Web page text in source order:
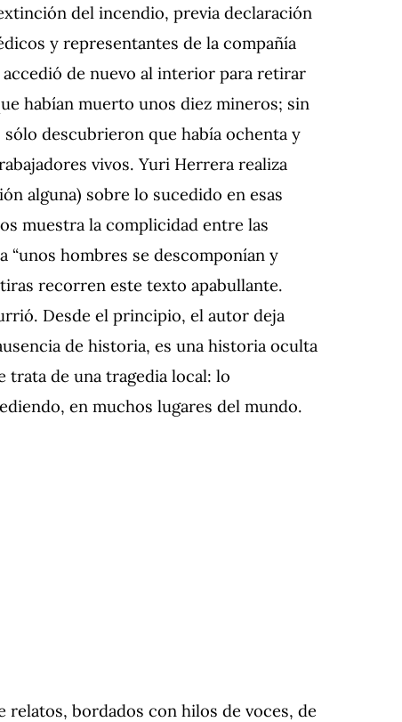
del incendio, previa declaración
y representantes de la compañía
accedió de nuevo al interior para retirar
habían muerto unos diez mineros; sin
descubrieron que había ochenta y
vivos. Yuri Herrera realiza
alguna) sobre lo sucedido en esas
muestra la complicidad entre las
hombres se descomponían y
recorren este texto apabullante.
Desde el principio, el autor deja
de historia, es una historia oculta
trata de una tragedia local: lo
en muchos lugares del mundo.
relatos, bordados con hilos de voces, de